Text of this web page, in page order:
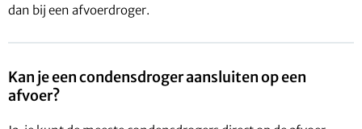
dan bij een afvoerdroger.
Kan je een condensdroger aansluiten op een
afvoer?